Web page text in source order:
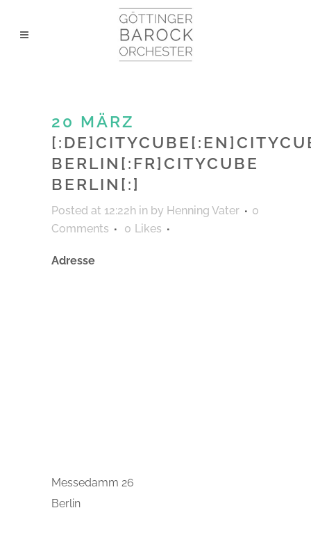
20 MÄRZ
BERLIN[:FR]CITYCUBE
BERLIN[:]
Posted at 12:22h in by Henning Vater
0
Comments
0 Likes
Adresse
Messedamm 26
Berlin